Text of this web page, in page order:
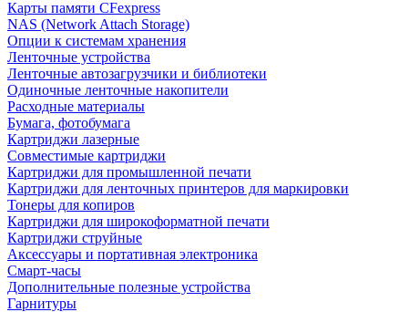
Карты памяти CFexpress
NAS (Network Attach Storage)
Опции к системам хранения
Ленточные устройства
Ленточные автозагрузчики и библиотеки
Одиночные ленточные накопители
Расходные материалы
Бумага, фотобумага
Картриджи лазерные
Совместимые картриджи
Картриджи для промышленной печати
Картриджи для ленточных принтеров для маркировки
Тонеры для копиров
Картриджи для широкоформатной печати
Картриджи струйные
Аксессуары и портативная электроника
Смарт-часы
Дополнительные полезные устройства
Гарнитуры